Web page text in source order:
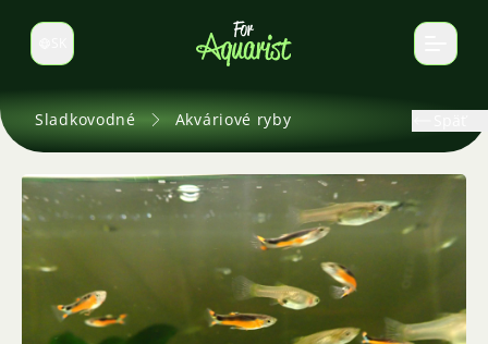
Prepnúť jazyk
Sladkovodné Akváriové ryby